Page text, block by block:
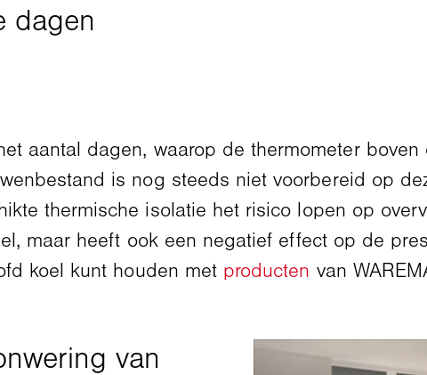
aantal dagen, waarop de thermometer
is nog steeds niet voorbereid op
thermische isolatie het risico lopen op
maar heeft ook een negatief effect op de
koel kunt houden met producten van